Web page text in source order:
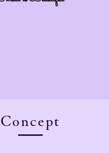
Concept